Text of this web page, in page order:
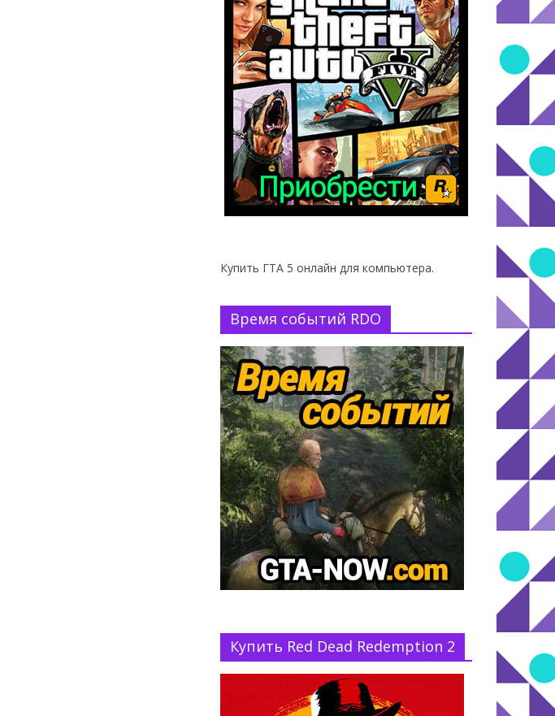
Купить ГТА 5 онлайн для компьютера.
Время событий RDO
Купить Red Dead Redemption 2